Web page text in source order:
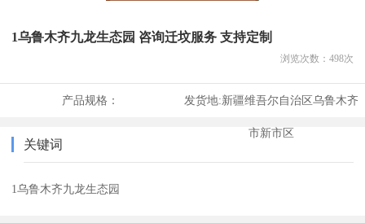
1乌鲁木齐九龙生态园 咨询迁坟服务 支持定制
浏览次数： 498次
产品规格： 发货地:新疆维吾尔自治区乌鲁木齐
市新市区
关键词
1乌鲁木齐九龙生态园